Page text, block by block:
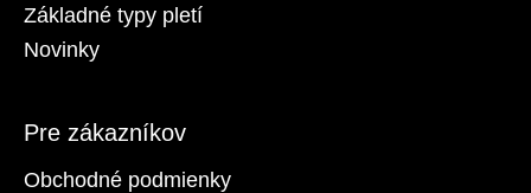
Základné typy pletí
Novinky
Pre zákazníkov
Obchodné podmienky